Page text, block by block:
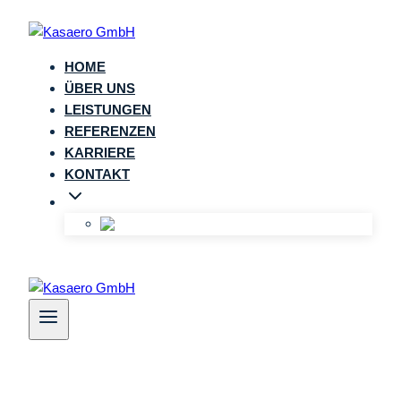
Inhalt
HOME
ÜBER UNS
LEISTUNGEN
REFERENZEN
KARRIERE
KONTAKT